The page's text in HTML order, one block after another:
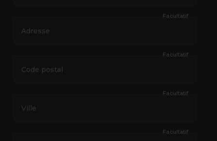
Adresse
Facultatif
Code postal
Facultatif
Ville
Facultatif
Facultatif